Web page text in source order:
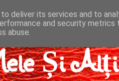
Și
deliver its services and to
and security
abuse.